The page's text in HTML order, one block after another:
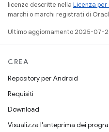
licenze descritte nella Licenza
marchi o marchi registrati di
Ultimo aggiornamento 2025-07-
CREA
Repository per Android
Requisiti
Download
Visualizza l'anteprima dei